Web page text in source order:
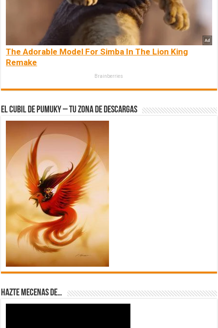
The Adorable Model For Simba In The Lion King
Remake
Brainberries
El Cubil de Pumuky – Tu zona de Descargas
Hazte Mecenas de…